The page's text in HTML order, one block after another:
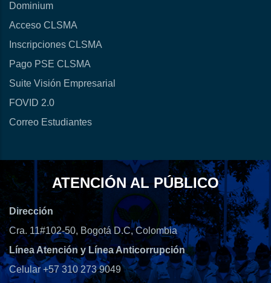
Dominium
Acceso CLSMA
Inscripciones CLSMA
Pago PSE CLSMA
Suite Visión Empresarial
FOVID 2.0
Correo Estudiantes
ATENCIÓN AL PÚBLICO
Dirección
Cra. 11#102-50, Bogotá D.C, Colombia
Línea Atención y Línea Anticorrupción
Celular +57 310 273 9049